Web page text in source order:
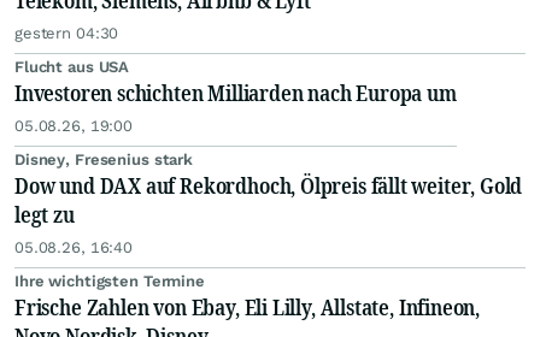
gestern 04:30
Flucht aus USA
Investoren schichten Milliarden nach Europa um
05.08.26, 19:00
Disney, Fresenius stark
Dow und DAX auf Rekordhoch, Ölpreis fällt weiter, Gold
legt zu
05.08.26, 16:40
Ihre wichtigsten Termine
Frische Zahlen von Ebay, Eli Lilly, Allstate, Infineon,